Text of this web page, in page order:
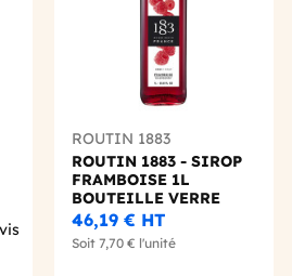
ROUTIN 1883
ROUTIN 1883 - SIROP
FRAMBOISE 1L
BOUTEILLE VERRE
46,19 € HT
Soit7,70 € l'unité